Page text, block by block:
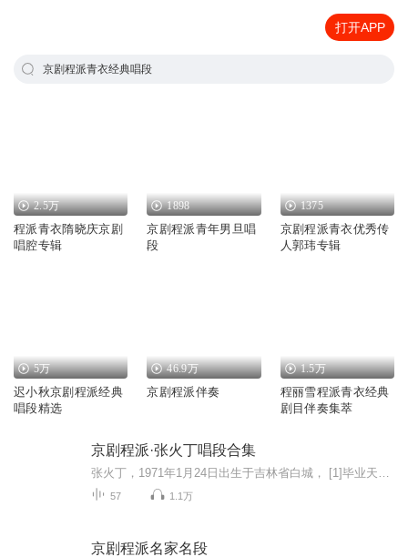
打开APP
京剧程派青衣经典唱段
2.5万
程派青衣隋晓庆京剧
唱腔专辑
1898
京剧程派青年男旦唱
段
1375
京剧程派青衣优秀传
人郭玮专辑
5万
迟小秋京剧程派经典
唱段精选
46.9万
京剧程派伴奏
1.5万
程丽雪程派青衣经典
剧目伴奏集萃
京剧程派·张火丁唱段合集
57 1.1万
京剧程派名家名段